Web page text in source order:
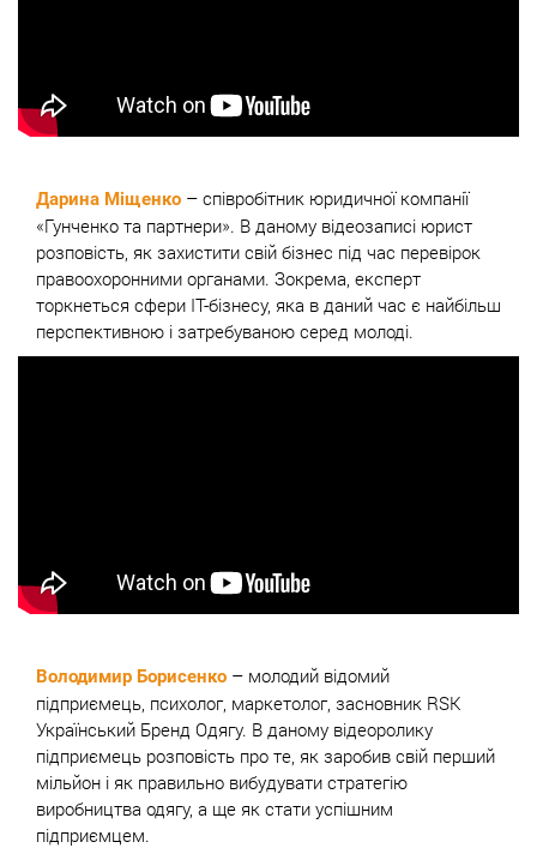
Дарина Міщенко – співробітник юридичної компанії
«Гунченко та партнери». В даному відеозаписі юрист
розповість, як захистити свій бізнес під час перевірок
правоохоронними органами. Зокрема, експерт
торкнеться сфери IT-бізнесу, яка в даний час є найбільш
перспективною і затребуваною серед молоді.
Володимир Борисенко – молодий відомий
підприємець, психолог, маркетолог, засновник RSK
Український Бренд Одягу. В даному відеоролику
підприємець розповість про те, як заробив свій перший
мільйон і як правильно вибудувати стратегію
виробництва одягу, а ще як стати успішним
підприємцем.